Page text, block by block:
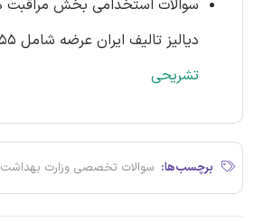
دیالیز تالیف ایران عرضه شامل 155 سوال با
تشریحی
برچسب‌ها: سوالات تخصصی وزارت بهداشت